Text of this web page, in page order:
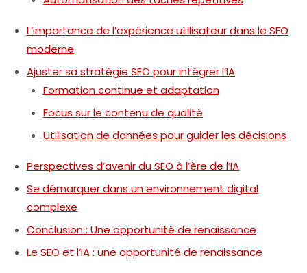
L’importance de l’expérience utilisateur dans le SEO
moderne
Ajuster sa stratégie SEO pour intégrer l’IA
Formation continue et adaptation
Focus sur le contenu de qualité
Utilisation de données pour guider les décisions
Perspectives d’avenir du SEO à l’ère de l’IA
Se démarquer dans un environnement digital
complexe
Conclusion : Une opportunité de renaissance
Le SEO et l’IA : une opportunité de renaissance